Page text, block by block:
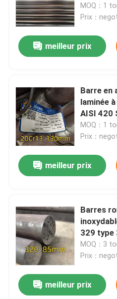
Produits
Vidéos
À propos de nous
260 mm
MOQ：1
Prix：
meilleur prix
Barre en
laminée
AISI 420
MOQ：1
Prix：
meilleur prix
Barres
329 type
S32900/
MOQ：3
Prix：
meilleur prix